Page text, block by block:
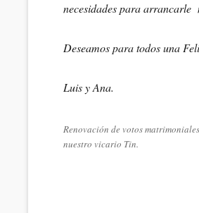
necesidades para arrancarle
Deseamos para todos una
Luis y Ana.
Renovación de votos
nuestro vicario Tin.